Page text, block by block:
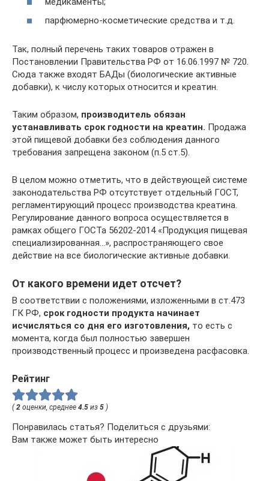
парфюмерно-косметические средства и т.д.
Так, полный перечень таких товаров отражен в
Постановлении Правительства РФ от 16.06.1997 № 720.
Сюда также входят БАДы (биологические активные
добавки), к числу которых относится и креатин.
Таким образом, производитель обязан
устанавливать срок годности на креатин. Продажа
этой пищевой добавки без соблюдения данного
требования запрещена законом (п.5 ст.5).
В целом можно отметить, что в действующей системе
законодательства РФ отсутствует отдельный ГОСТ,
регламентирующий процесс производства креатина.
Регулирование данного вопроса осуществляется в
рамках общего ГОСТа 56202-2014 «Продукция пищевая
специализированная…», распространяющего свое
действие на все биологические активные добавки.
От какого времени идет отсчет?
В соответствии с положениями, изложенными в ст.473
ГК РФ, срок годности продукта начинает
исчисляться со дня его изготовления, то есть с
момента, когда был полностью завершен
производственный процесс и произведена расфасовка.
Рейтинг
( 2 оценки, среднее 4.5 из 5 )
Понравилась статья? Поделиться с друзьями:
Вам также может быть интересно